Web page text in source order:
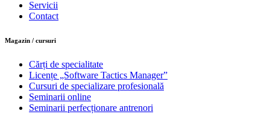
Servicii
Contact
Magazin / cursuri
Cărți de specialitate
Licențe „Software Tactics Manager”
Cursuri de specializare profesională
Seminarii online
Seminarii perfecționare antrenori